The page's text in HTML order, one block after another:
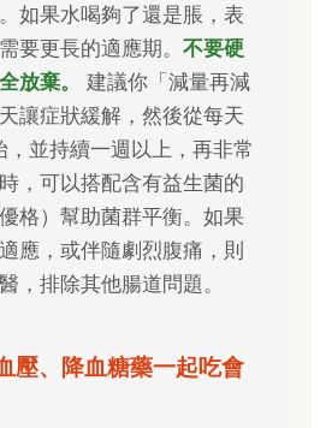
如果水喝夠了還是脹，表
要更長的適應期。 不要硬
放棄。
建議你「減量再減
讓症狀緩解，然後從每天
並持續一週以上，再非常
，可以搭配含有益生菌的
格）幫助菌群平衡。如果
應，或伴隨劇烈腹痛，則
，排除其他腸道問題。
壓、降血糖藥一起吃會